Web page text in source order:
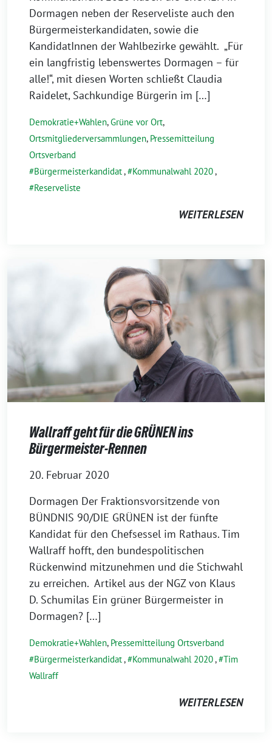
Dormagen neben der Reserveliste auch den
Bürgermeisterkandidaten, sowie die
KandidatInnen der Wahlbezirke gewählt. „Für
ein langfristig lebenswertes Dormagen – für
alle!“, mit diesen Worten schließt Claudia
Raidelet, Sachkundige Bürgerin im […]
Demokratie+Wahlen,Grüne vor Ort,
Ortsmitgliederversammlungen, Pressemitteilung
Ortsverband
Bürgermeisterkandidat, Kommunalwahl 2020,
Reserveliste
WEITERLESEN
Wallraff geht für die GRÜNEN ins
Bürgermeister-Rennen
20. Februar 2020
Dormagen Der Fraktionsvorsitzende von
BÜNDNIS 90/DIE GRÜNEN ist der fünfte
Kandidat für den Chefsessel im Rathaus. Tim
Wallraff hofft, den bundespolitischen
Rückenwind mitzunehmen und die Stichwahl
zu erreichen. Artikel aus der NGZ von Klaus
D. Schumilas Ein grüner Bürgermeister in
Dormagen? […]
Demokratie+Wahlen, Pressemitteilung Ortsverband
Bürgermeisterkandidat, Kommunalwahl 2020, Tim
Wallraff
WEITERLESEN